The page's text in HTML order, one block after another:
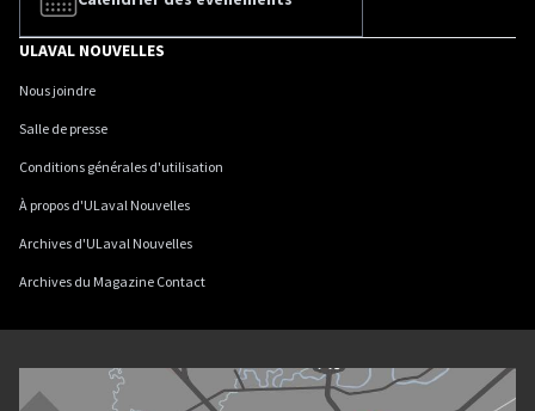
ULAVAL NOUVELLES
Nous joindre
Salle de presse
Conditions générales d'utilisation
À propos d'ULaval Nouvelles
Archives d'ULaval Nouvelles
Archives du Magazine Contact